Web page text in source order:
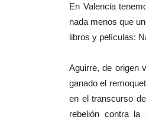
En Valencia
nada menos que
libros y películas:
Aguirre, de origen
ganado el
en el transcurso
rebelión contra